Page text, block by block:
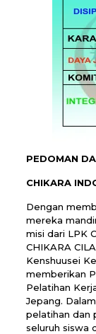
PEDOMAN
CHIKARA
Dengan
mereka
misi dari LPK
CHIKARA
Kenshuusei
memberikan
Pelatihan
Jepang.
pelatihan dan
seluruh siswa